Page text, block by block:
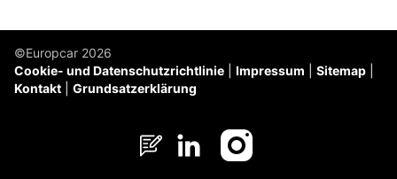
©Europcar 2026
Cookie- und Datenschutzrichtlinie
Impressum
Sitemap
Kontakt
Grundsatzerklärung